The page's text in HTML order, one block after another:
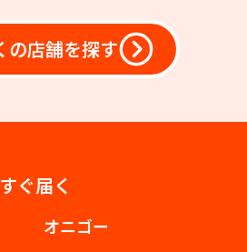
の店舗を探す
ぐ届く
オニゴー